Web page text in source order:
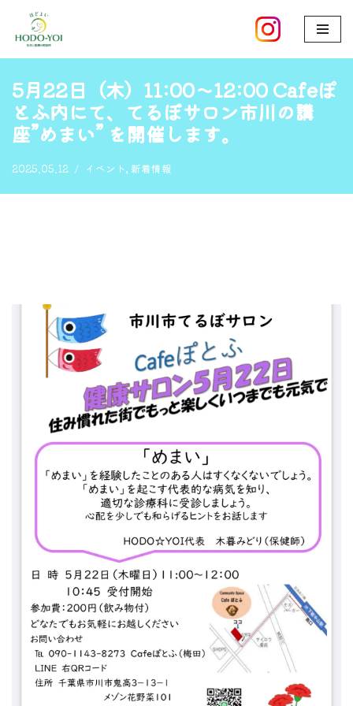
コ
ン
テ
ン
ツ
へ
ス
ホーム»
5月22日（木）11:00〜12:00 Cafeぽとふ内にて、てる
ぼサロン市川の講座”めまい” を開催します。
5月22日（木）11:00〜12:00 Cafeぽ
とふ内にて、てるぼサロン市川の講
座”めまい” を開催します。
2025.05.12 イベント, 新着情報